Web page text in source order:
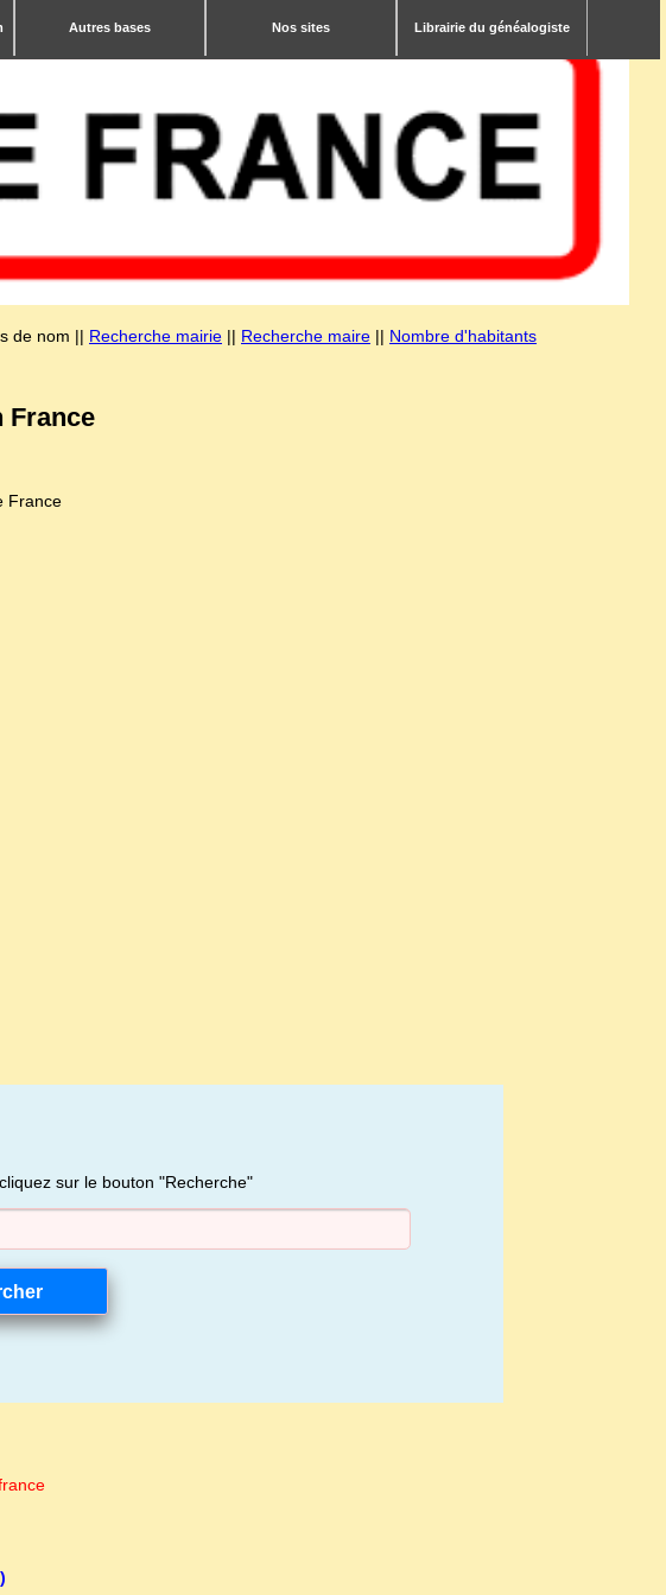
Autres bases Nos sites Librairie du généalogiste
de nom || Recherche mairie || Recherche maire || Nombre d'habitants
France
France
sur le bouton "Recherche"